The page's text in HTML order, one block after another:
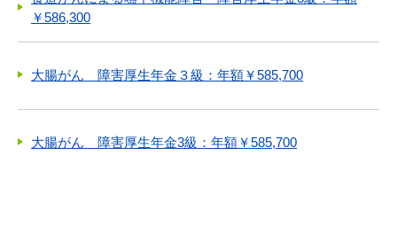
￥586,300
大腸がん 障害厚生年金３級：年額￥585,700
大腸がん 障害厚生年金3級：年額￥585,700